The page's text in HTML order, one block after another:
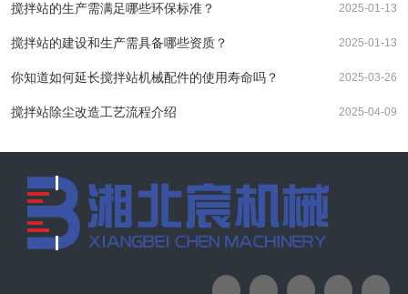
2025-01-13
搅拌站的生产需满足哪些环保标准？
2025-01-13
搅拌站的建设和生产需具备哪些资质？
2025-03-26
你知道如何延长搅拌站机械配件的使用寿命吗？
2025-04-09
搅拌站除尘改造工艺流程介绍